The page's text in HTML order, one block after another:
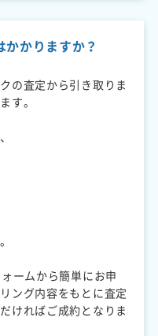
かりますか？
の査定から引き取りま
す。
ームから簡単にお申
ング内容をもとに査定
ければご成約となりま